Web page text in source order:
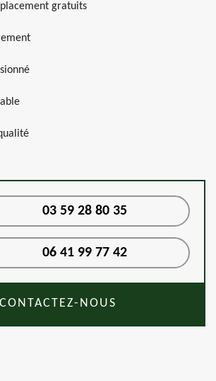
gratuits
03 59 28 80 35
06 41 99 77 42
CONTACTEZ-NOUS